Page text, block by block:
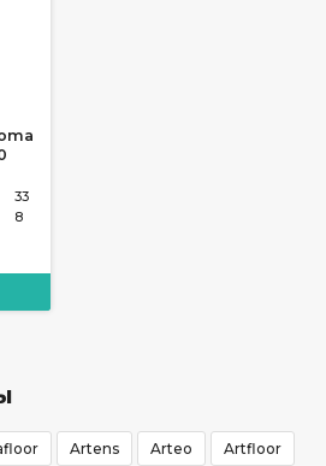
33
8
Artens Arteo Artfloor